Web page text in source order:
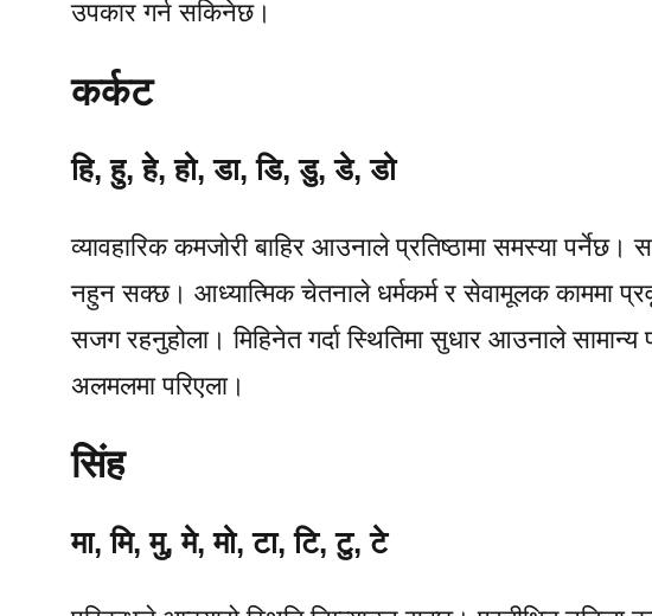
उपकार गर्न सकिनेछ।
कर्कट
हि, हु, हे, हो, डा, डि, डु, डे, डो
व्यावहारिक कमजोरी बाहिर आउनाले प्रतिष्ठामा समस्या पर्नेछ।
नहुन सक्छ। आध्यात्मिक चेतनाले धर्मकर्म र सेवामूलक काममा
सजग रहनुहोला। मिहिनेत गर्दा स्थितिमा सुधार आउनाले
अलमलमा परिएला।
सिंह
मा, मि, मु, मे, मो, टा, टि, टु, टे